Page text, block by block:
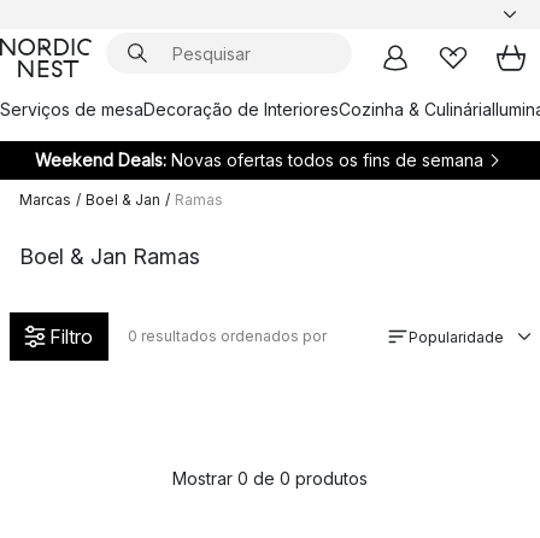
Serviços de mesaDecoração de InterioresCozinha & Culinária
Weekend Deals: Novas ofertas todos os fins de semana
Marcas / Boel & Jan / Ramas
Boel & Jan Ramas
Filtro 0 resultados ordenados por Popularidade
Mostrar 0 de 0 produtos